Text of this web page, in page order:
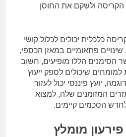
הקריסה ולשקם את החוסן
כלכלית יכולים לכלול קושי
פתאומיים במאזן הכספי,
הסימנים הללו מופיעים, חשוב
למומחים שיכולים לספק ייעוץ
יועץ פיננסי יכול לעזור
המזומנים שלה, למצוא
לחדש הסכמים קיימים.
מומלץ